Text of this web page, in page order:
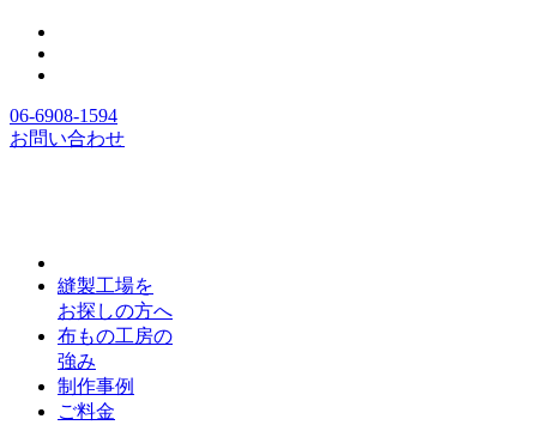
06-6908-1594
お問い合わせ
縫製工場を
お探しの方へ
布もの工房の
強み
制作事例
ご料金